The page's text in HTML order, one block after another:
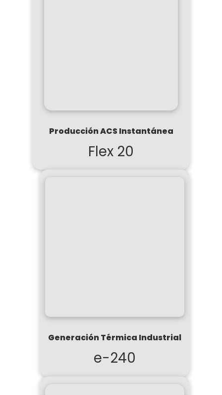
Producción ACS Instantánea
Flex 20
Generación Térmica Industrial
e-240